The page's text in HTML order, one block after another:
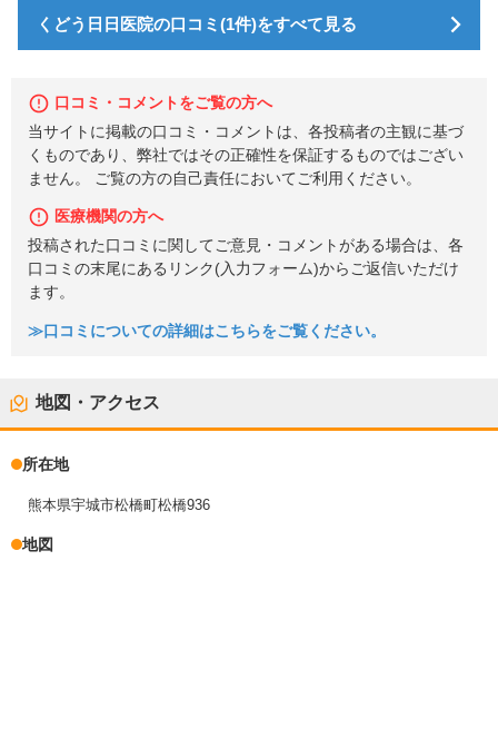
くどう日日医院の口コミ(1件)をすべて見る
口コミ・コメントをご覧の方へ
当サイトに掲載の口コミ・コメントは、各投稿者の主観に基づ
くものであり、弊社ではその正確性を保証するものではござい
ません。 ご覧の方の自己責任においてご利用ください。
医療機関の方へ
投稿された口コミに関してご意見・コメントがある場合は、各
口コミの末尾にあるリンク(入力フォーム)からご返信いただけ
ます。
≫口コミについての詳細はこちらをご覧ください。
地図・アクセス
所在地
熊本県宇城市松橋町松橋936
地図